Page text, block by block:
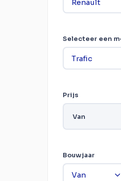
Selecteer een
Prijs
Van
Bouwjaar